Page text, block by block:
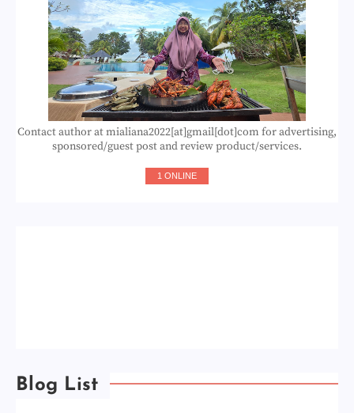
Contact author at mialiana2022[at]gmail[dot]com for advertising,
sponsored/guest post and review product/services.
1 ONLINE
Blog List